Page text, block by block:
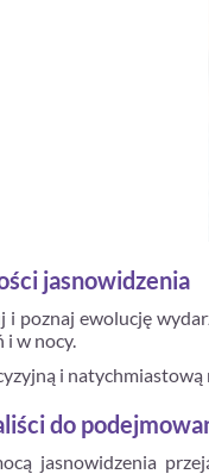
jasnowidzenia
i poznaj ewolucję
i w nocy.
i
do
jasnowidzenia